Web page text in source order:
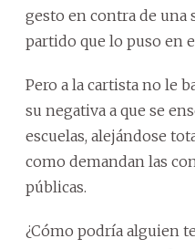
gesto en contra de una
partido que lo puso en
Pero a la cartista no le
su negativa a que se
escuelas, alejándose
como demandan las
públicas.
¿Cómo podría alguien